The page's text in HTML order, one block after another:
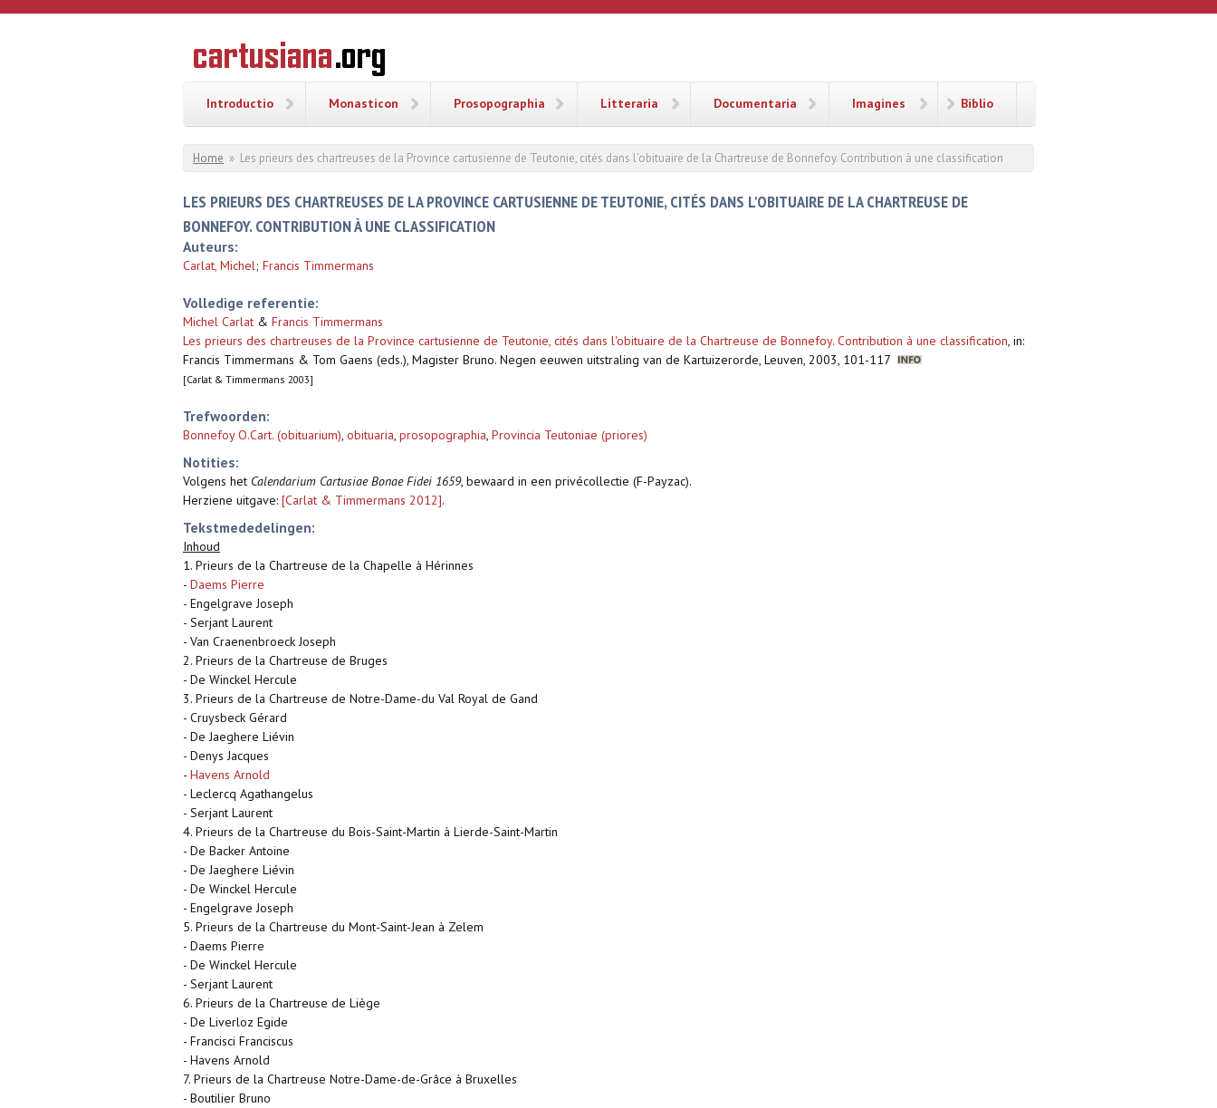
Overslaan en naar de inhoud gaan
CARTUSIANA
Geschiedenis
van de
Introductio Monasticon Prosopographia Litteraria Documentaria Imagines Biblio
U bent hier
Home » Les prieurs des chartreuses de la Province cartusienne de Teutonie, cités dans l'obituaire de la Chartreuse de Bonnefoy. Contribution à une classification
LES PRIEURS DES CHARTREUSES DE LA PROVINCE CARTUSIENNE DE TEUTONIE, CITÉS DANS L'OBITUAIRE DE LA CHARTREUSE DE
BONNEFOY. CONTRIBUTION À UNE CLASSIFICATION
Auteurs:
Carlat, Michel; Francis Timmermans
Volledige referentie:
Michel Carlat & Francis Timmermans
Les prieurs des chartreuses de la Province cartusienne de Teutonie, cités dans l'obituaire de la Chartreuse de Bonnefoy. Contribution à une classification, in:
Francis Timmermans & Tom Gaens (eds.), Magister Bruno. Negen eeuwen uitstraling van de Kartuizerorde, Leuven, 2003, 101-117
[Carlat & Timmermans 2003]
Trefwoorden:
Bonnefoy O.Cart. (obituarium), obituaria, prosopographia, Provincia Teutoniae (priores)
Notities:
Volgens het Calendarium Cartusiae Bonae Fidei 1659, bewaard in een privécollectie (F-Payzac).
Herziene uitgave: [Carlat & Timmermans 2012].
Tekstmededelingen:
Inhoud
1. Prieurs de la Chartreuse de la Chapelle à Hérinnes
- Daems Pierre
- Engelgrave Joseph
- Serjant Laurent
- Van Craenenbroeck Joseph
2. Prieurs de la Chartreuse de Bruges
- De Winckel Hercule
3. Prieurs de la Chartreuse de Notre-Dame-du Val Royal de Gand
- Cruysbeck Gérard
- De Jaeghere Liévin
- Denys Jacques
- Havens Arnold
- Leclercq Agathangelus
- Serjant Laurent
4. Prieurs de la Chartreuse du Bois-Saint-Martin à Lierde-Saint-Martin
- De Backer Antoine
- De Jaeghere Liévin
- De Winckel Hercule
- Engelgrave Joseph
5. Prieurs de la Chartreuse du Mont-Saint-Jean à Zelem
- Daems Pierre
- De Winckel Hercule
- Serjant Laurent
6. Prieurs de la Chartreuse de Liège
- De Liverloz Egide
- Francisci Franciscus
- Havens Arnold
7. Prieurs de la Chartreuse Notre-Dame-de-Grâce à Bruxelles
- Boutilier Bruno